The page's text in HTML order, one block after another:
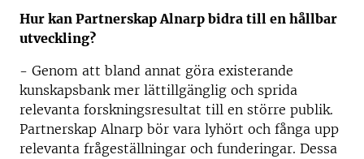
Hur kan Partnerskap Alnarp bidra till en hållbar
utveckling?
- Genom att bland annat göra existerande
kunskapsbank mer lättillgänglig och sprida
relevanta forskningsresultat till en större publik.
Partnerskap Alnarp bör vara lyhört och fånga upp
relevanta frågeställningar och funderingar. Dessa